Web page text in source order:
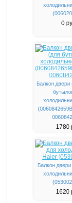
0
Балкон
1780
Балкон
1620